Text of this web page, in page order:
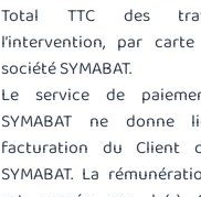
Total TTC des
l’intervention, par
société SYMABAT.
Le service de
SYMABAT ne donne
facturation du
SYMABAT. La